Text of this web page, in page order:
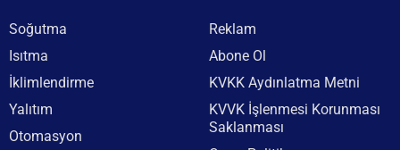
Soğutma
Isıtma
İklimlendirme
Yalıtım
Otomasyon
Reklam
Abone Ol
KVKK Aydınlatma Metni
KVVK İşlenmesi Korunması
Saklanması